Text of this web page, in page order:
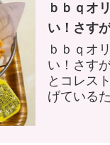
ｂｂｑオ
い！さす
ｂｂｑオ
い！さす
とコレス
げている